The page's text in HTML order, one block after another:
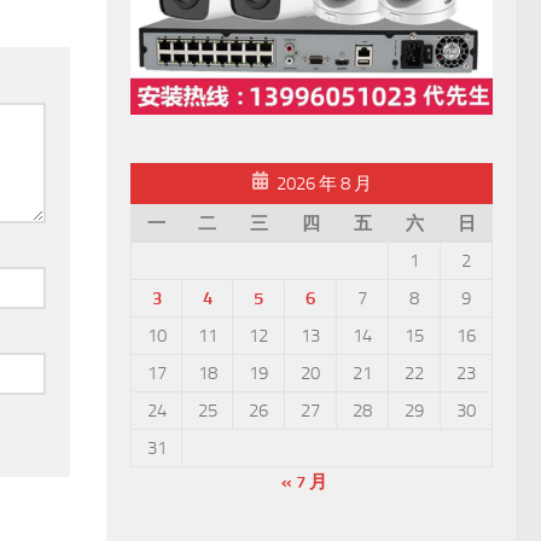
2026 年 8 月
一
二 三 四 五 六
日
1
2
3
4 5 6 7 8
9
10
11 12 13 14 15
16
17
18 19 20 21 22
23
24
25 26 27 28 29
30
31
« 7 月